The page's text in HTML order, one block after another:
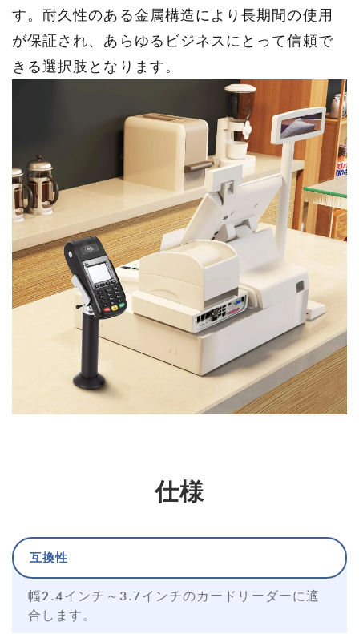
す。耐久性のある金属構造により長期間の使用
が保証され、あらゆるビジネスにとって信頼で
きる選択肢となります。
仕様
互換性
幅2.4インチ～3.7インチのカードリーダーに適
合します。